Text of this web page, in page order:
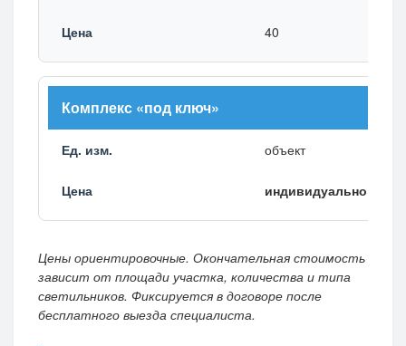
40
Комплекс «под ключ»
объект
индивидуально
Цены ориентировочные. Окончательная стоимость
зависит от площади участка, количества и типа
светильников. Фиксируется в договоре после
бесплатного выезда специалиста.